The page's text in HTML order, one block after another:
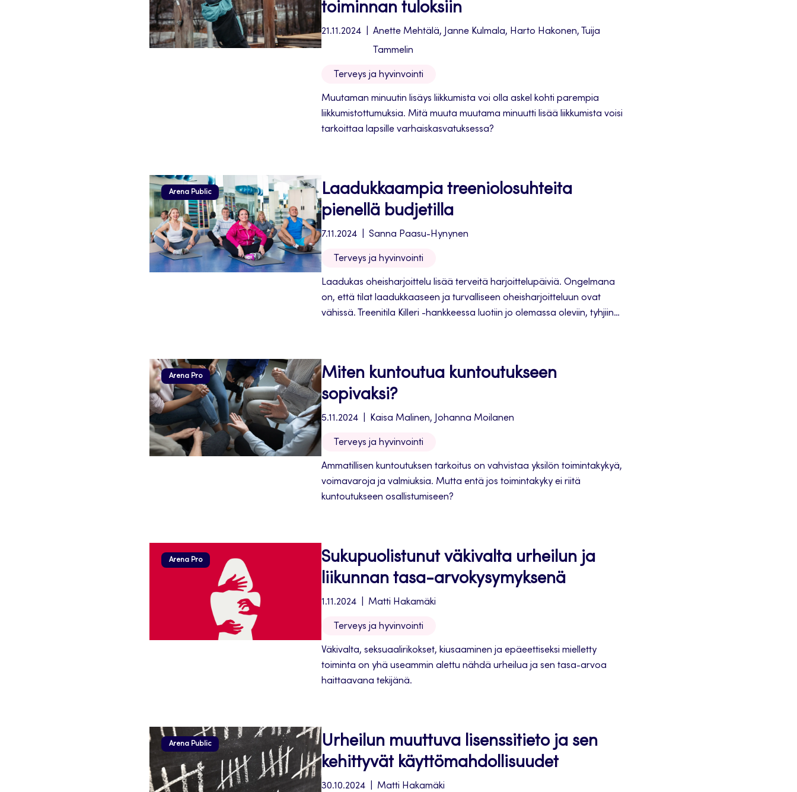
toiminnan tuloksiin
21.11.2024
Anette Mehtälä, Janne Kulmala, Harto Hakonen, Tuija
Tammelin
Terveys ja hyvinvointi
Muutaman minuutin lisäys liikkumista voi olla askel kohti parempia
liikkumistottumuksia. Mitä muuta muutama minuutti lisää liikkumista voisi
tarkoittaa lapsille varhaiskasvatuksessa?
Arena Public
Laadukkaampia treeniolosuhteita
pienellä budjetilla
7.11.2024 Sanna Paasu-Hynynen
Terveys ja hyvinvointi
Laadukas oheisharjoittelu lisää terveitä harjoittelupäiviä. Ongelmana
on, että tilat laadukkaaseen ja turvalliseen oheisharjoitteluun ovat
vähissä. Treenitila Killeri -hankkeessa luotiin jo olemassa oleviin, tyhjiin
Arena Pro
Miten kuntoutua kuntoutukseen
sopivaksi?
5.11.2024 Kaisa Malinen, Johanna Moilanen
Terveys ja hyvinvointi
Ammatillisen kuntoutuksen tarkoitus on vahvistaa yksilön toimintakykyä,
voimavaroja ja valmiuksia. Mutta entä jos toimintakyky ei riitä
kuntoutukseen osallistumiseen?
Arena Pro
Sukupuolistunut väkivalta urheilun ja
liikunnan tasa-arvokysymyksenä
1.11.2024 Matti Hakamäki
Terveys ja hyvinvointi
Väkivalta, seksuaalirikokset, kiusaaminen ja epäeettiseksi mielletty
toiminta on yhä useammin alettu nähdä urheilua ja sen tasa-arvoa
haittaavana tekijänä.
Arena Public
Urheilun muuttuva lisenssitieto ja sen
kehittyvät käyttömahdollisuudet
30.10.2024 Matti Hakamäki